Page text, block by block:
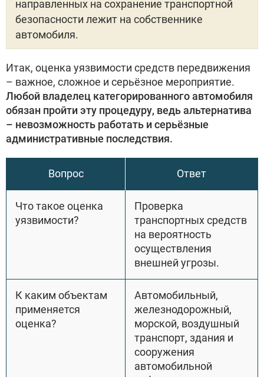
направленных на сохранение транспортной
безопасности лежит на собственнике
автомобиля.
Итак, оценка уязвимости средств передвижения
– важное, сложное и серьёзное мероприятие.
Любой владелец категорированного автомобиля
обязан пройти эту процедуру, ведь альтернатива
– невозможность работать и серьёзные
административные последствия.
Вопрос Ответ
Что такое оценка
уязвимости?
Проверка
транспортных средств
на вероятность
осуществления
внешней угрозы.
К каким объектам
применяется
оценка?
Автомобильный,
железнодорожный,
морской, воздушный
транспорт, здания и
сооружения
автомобильной